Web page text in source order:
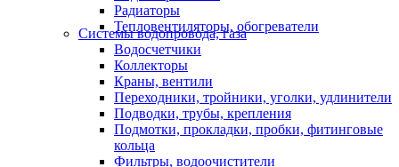
Радиаторы
Тепловентиляторы, обогреватели
Системы водопровода, газа
Водосчетчики
Коллекторы
Краны, вентили
Переходники, тройники, уголки, удлинители
Подводки, трубы, крепления
Подмотки, прокладки, пробки, фитинговые
кольца
Фильтры, водоочистители